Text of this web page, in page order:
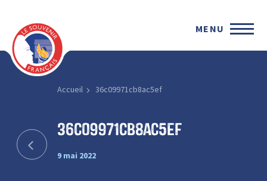
MENU
Accueil 36c09971cb8ac5ef
36c09971cb8ac5ef
9 mai 2022